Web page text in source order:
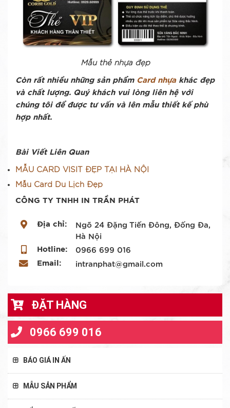
Mẫu thẻ nhựa đẹp
Còn rất nhiều những sản phẩm Card nhựa khác đẹp
và chất lượng. Quý khách vui lòng liên hệ với
chúng tôi để được tư vấn và lên mẫu thiết kế phù
hợp nhất.
Bài Viết Liên Quan
MẪU CARD VISIT ĐẸP TẠI HÀ NỘI
Mẫu Card Du Lịch Đẹp
CÔNG TY TNHH IN TRẦN PHÁT
Địa chỉ:
Ngõ 24 Đặng Tiến Đông, Đống Đa,
Hà Nội
Hotline:
0966 699 016
Email:
intranphat@gmail.com
ĐẶT HÀNG
0966 699 016
BÁO GIÁ IN ẤN
Báo Giá Card Visit
MẪU SẢN PHẨM